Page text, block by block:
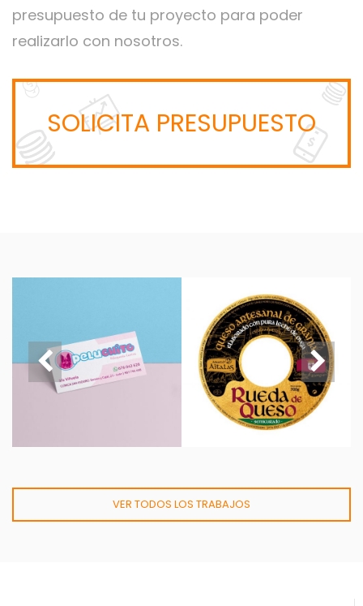
presupuesto de tu proyecto para poder
realizarlo con nosotros.
SOLICITA PRESUPUESTO
VER TODOS LOS TRABAJOS